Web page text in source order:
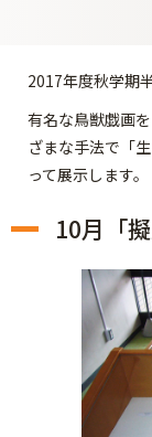
2017年度秋学期
有名な鳥獣戯画
ざまな手法で「
って展示します。
10月「